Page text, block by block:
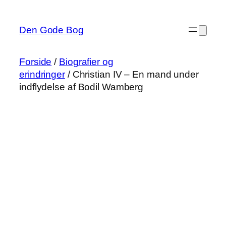
indhold
Den Gode Bog
Forside / Biografier og
erindringer/ Christian IV – En mand under
indflydelse af Bodil Wamberg